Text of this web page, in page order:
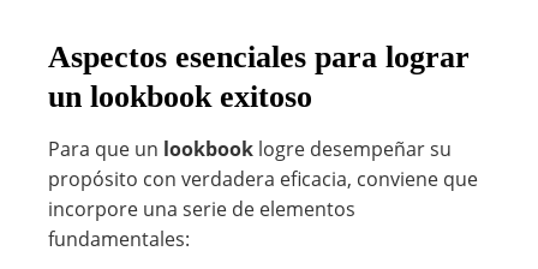
Aspectos esenciales para lograr
un lookbook exitoso
Para que un lookbook logre desempeñar su
propósito con verdadera eficacia, conviene que
incorpore una serie de elementos
fundamentales: